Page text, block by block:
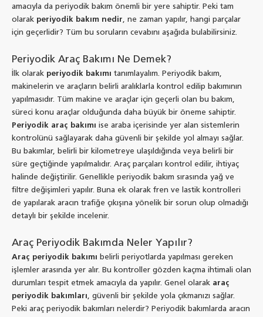
amacıyla da periyodik bakım önemli bir yere sahiptir. Peki tam
olarak periyodik bakım nedir, ne zaman yapılır, hangi parçalar
için geçerlidir? Tüm bu soruların cevabını aşağıda bulabilirsiniz.
Periyodik Araç Bakımı Ne Demek?
İlk olarak periyodik bakımı tanımlayalım. Periyodik bakım,
makinelerin ve araçların belirli aralıklarla kontrol edilip bakımının
yapılmasıdır. Tüm makine ve araçlar için geçerli olan bu bakım,
süreci konu araçlar olduğunda daha büyük bir öneme sahiptir.
Periyodik araç bakımı ise araba içerisinde yer alan sistemlerin
kontrolünü sağlayarak daha güvenli bir şekilde yol almayı sağlar.
Bu bakımlar, belirli bir kilometreye ulaşıldığında veya belirli bir
süre geçtiğinde yapılmalıdır. Araç parçaları kontrol edilir, ihtiyaç
halinde değiştirilir. Genellikle periyodik bakım sırasında yağ ve
filtre değişimleri yapılır. Buna ek olarak fren ve lastik kontrolleri
de yapılarak aracın trafiğe çıkışına yönelik bir sorun olup olmadığı
detaylı bir şekilde incelenir.
Araç Periyodik Bakımda Neler Yapılır?
Araç periyodik bakımı belirli periyotlarda yapılması gereken
işlemler arasında yer alır. Bu kontroller gözden kaçma ihtimali olan
durumları tespit etmek amacıyla da yapılır. Genel olarak araç
periyodik bakımları, güvenli bir şekilde yola çıkmanızı sağlar.
Peki araç periyodik bakımları nelerdir? Periyodik bakımlarda aracın